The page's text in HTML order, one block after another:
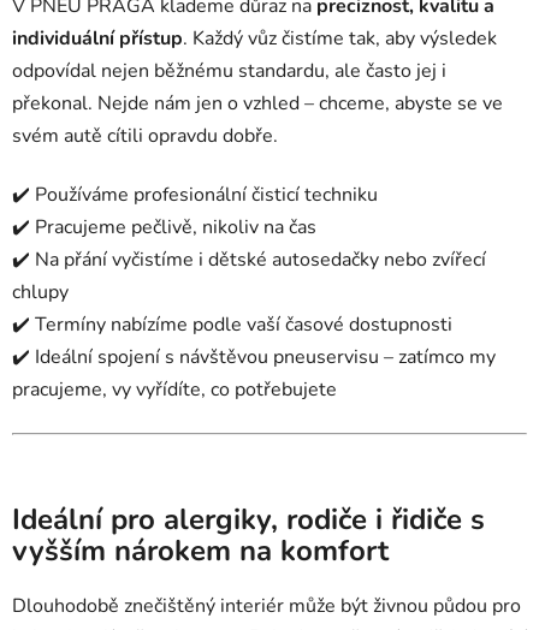
V PNEU PRAGA klademe důraz na preciznost, kvalitu a
individuální přístup. Každý vůz čistíme tak, aby výsledek
odpovídal nejen běžnému standardu, ale často jej i
překonal. Nejde nám jen o vzhled – chceme, abyste se ve
svém autě cítili opravdu dobře.
✔️ Používáme profesionální čisticí techniku
✔️ Pracujeme pečlivě, nikoliv na čas
✔️ Na přání vyčistíme i dětské autosedačky nebo zvířecí
chlupy
✔️ Termíny nabízíme podle vaší časové dostupnosti
✔️ Ideální spojení s návštěvou pneuservisu – zatímco my
pracujeme, vy vyřídíte, co potřebujete
Ideální pro alergiky, rodiče i řidiče s
vyšším nárokem na komfort
Dlouhodobě znečištěný interiér může být živnou půdou pro